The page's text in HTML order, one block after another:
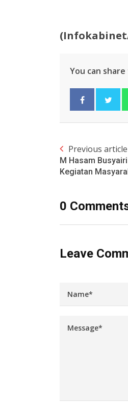
You can
Previous article
M Hasam
Kegiatan
0
Leave